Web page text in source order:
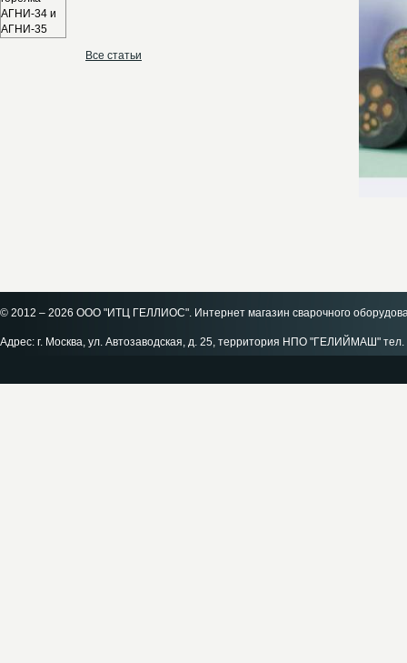
Все статьи
© 2012 – 2026 ООО "ИТЦ ГЕЛЛИОС". Интернет магазин сварочного
Адрес: г. Москва, ул. Автозаводская, д. 25, территория НПО "ГЕЛИЙМАШ"